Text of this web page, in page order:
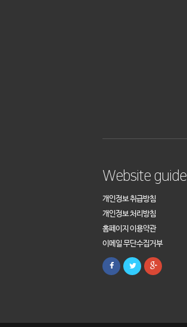
Website guide
개인정보 취급방침
개인정보 처리방침
홈페이지 이용약관
이메일 무단수집거부